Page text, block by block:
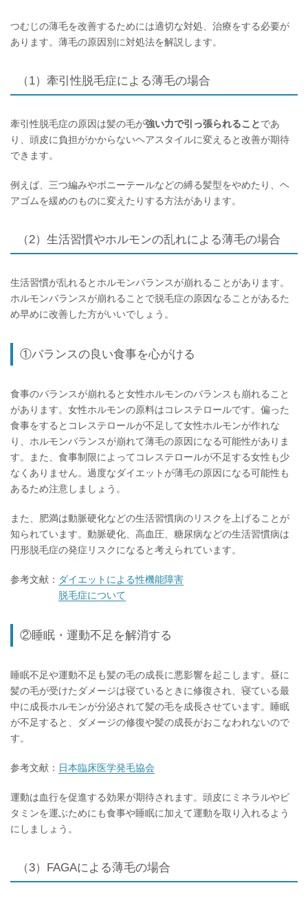
つむじの薄毛を改善するためには適切な対処、治療をする必要が
あります。薄毛の原因別に対処法を解説します。
（1）牽引性脱毛症による薄毛の場合
牽引性脱毛症の原因は髪の毛が強い力で引っ張られることであ
り、頭皮に負担がかからないヘアスタイルに変えると改善が期待
できます。
例えば、三つ編みやポニーテールなどの縛る髪型をやめたり、ヘ
アゴムを緩めのものに変えたりする方法があります。
（2）生活習慣やホルモンの乱れによる薄毛の場合
生活習慣が乱れるとホルモンバランスが崩れることがあります。
ホルモンバランスが崩れることで脱毛症の原因なることがあるた
め早めに改善した方がいいでしょう。
①バランスの良い食事を心がける
食事のバランスが崩れると女性ホルモンのバランスも崩れること
があります。女性ホルモンの原料はコレステロールです。偏った
食事をするとコレステロールが不足して女性ホルモンが作れな
り、ホルモンバランスが崩れて薄毛の原因になる可能性がありま
す。また、食事制限によってコレステロールが不足する女性も少
なくありません。過度なダイエットが薄毛の原因になる可能性も
あるため注意しましょう。
また、肥満は動脈硬化などの生活習慣病のリスクを上げることが
知られています。動脈硬化、高血圧、糖尿病などの生活習慣病は
円形脱毛症の発症リスクになると考えられています。
参考文献： ダイエットによる性機能障害
脱毛症について
②睡眠・運動不足を解消する
睡眠不足や運動不足も髪の毛の成長に悪影響を起こします。昼に
髪の毛が受けたダメージは寝ているときに修復され、寝ている最
中に成長ホルモンが分泌されて髪の毛を成長させています。睡眠
が不足すると、ダメージの修復や髪の成長がおこなわれないので
す。
参考文献： 日本臨床医学発毛協会
運動は血行を促進する効果が期待されます。頭皮にミネラルやビ
タミンを運ぶためにも食事や睡眠に加えて運動を取り入れるよう
にしましょう。
（3）FAGAによる薄毛の場合